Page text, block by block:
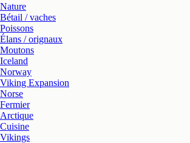
Nature
Bétail / vaches
Poissons
Élans / orignaux
Moutons
Iceland
Norway
Viking Expansion
Norse
Fermier
Arctique
Cuisine
Vikings